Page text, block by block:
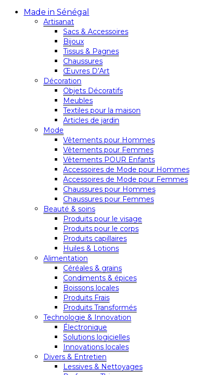
Made in Sénégal
Artisanat
Sacs & Accessoires
Bijoux
Tissus & Pagnes
Chaussures
Œuvres D’Art
Décoration
Objets Décoratifs
Meubles
Textiles pour la maison
Articles de jardin
Mode
Vêtements pour Hommes
Vêtements pour Femmes
Vêtements POUR Enfants
Accessoires de Mode pour Hommes
Accessoires de Mode pour Femmes
Chaussures pour Hommes
Chaussures pour Femmes
Beauté & soins
Produits pour le visage
Produits pour le corps
Produits capillaires
Huiles & Lotions
Alimentation
Céréales & grains
Condiments & épices
Boissons locales
Produits Frais
Produits Transformés
Technologie & Innovation
Électronique
Solutions logicielles
Innovations locales
Divers & Entretien
Lessives & Nettoyages